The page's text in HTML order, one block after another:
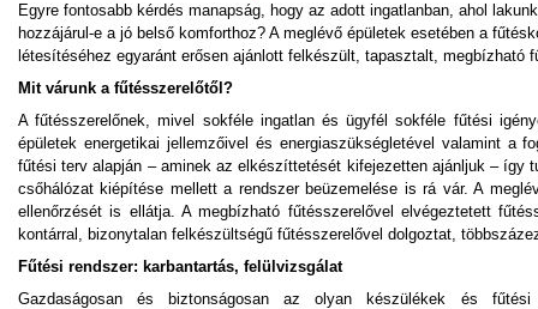
Egyre fontosabb kérdés manapság, hogy az adott ingatlanban, ahol
hozzájárul-e a jó belső komforthoz? A meglévő épületek esetében a
létesítéséhez egyaránt erősen ajánlott felkészült, tapasztalt, megbízható
Mit várunk a fűtésszerelőtől?
A fűtésszerelőnek, mivel sokféle ingatlan és ügyfél sokféle fűtési
épületek energetikai jellemzőivel és energiaszükségletével valamint a
fűtési terv alapján – aminek az elkészíttetését kifejezetten ajánljuk – így
csőhálózat kiépítése mellett a rendszer beüzemelése is rá vár. A
ellenőrzését is ellátja. A megbízható fűtésszerelővel elvégeztetett
kontárral, bizonytalan felkészültségű fűtésszerelővel dolgoztat,
Fűtési rendszer: karbantartás, felülvizsgálat
Gazdaságosan és biztonságosan az olyan készülékek és fűtési